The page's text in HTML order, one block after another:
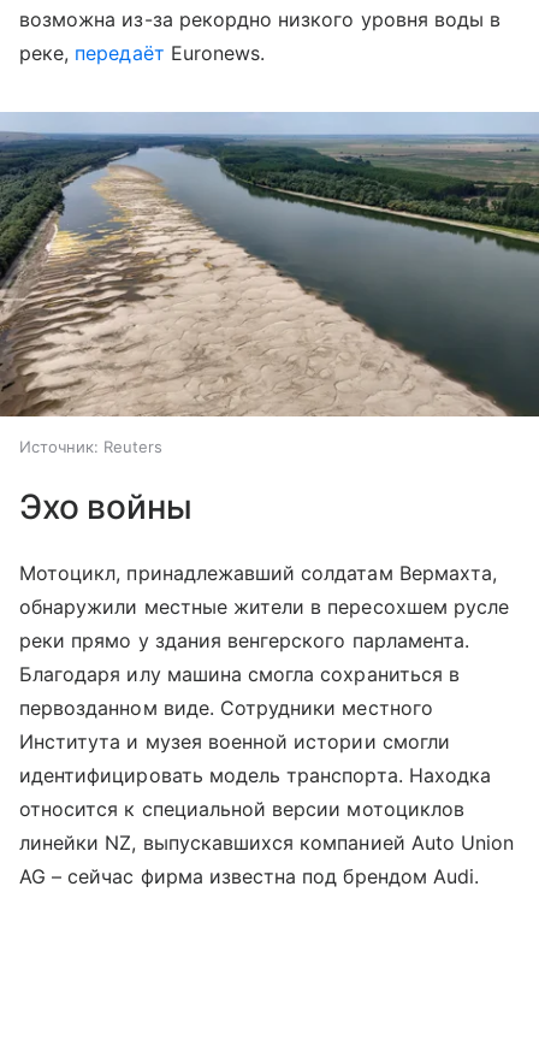
возможна из-за рекордно низкого уровня воды в
реке, передаёт Euronews.
Источник: Reuters
Эхо войны
Мотоцикл, принадлежавший солдатам Вермахта,
обнаружили местные жители в пересохшем русле
реки прямо у здания венгерского парламента.
Благодаря илу машина смогла сохраниться в
первозданном виде. Сотрудники местного
Института и музея военной истории смогли
идентифицировать модель транспорта. Находка
относится к специальной версии мотоциклов
линейки NZ, выпускавшихся компанией Auto Union
AG – сейчас фирма известна под брендом Audi.